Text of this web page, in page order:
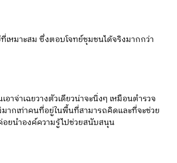
หมาะสม ซึ่งตอบโจทย์ชุมชนได้จริงมากกว่า
าจ่าเฉยวางตัวเดียวน่าจะนิ่งๆ เหมือนตำรวจ
ากเท่าคนที่อยู่ในพื้นที่สามารถคิดและที่จะช่วย
อยนำองค์ความรู้ไปช่วยสนับสนุน